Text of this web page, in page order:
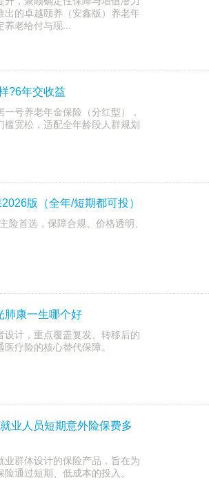
的卓越颐养（安鑫版）养老年
老给付与现...
?6年交收益
号养老年金保险（分红型），
宽松，适配全年龄段人群规划
版（全年/短期都可投）
险首选，保障合规、价格透明、
肺康一生哪个好
设计，重点覆盖复发、转移后的
疗险的核心替代保障。
业人员短期意外险保费多
业群体设计的保险产品，旨在为
通过短期、低成本的投入。